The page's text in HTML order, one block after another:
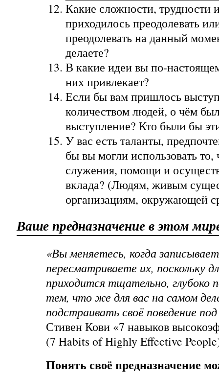
Какие сложности, трудности
приходилось преодолевать
преодолевать на данный
делаете?
В какие идеи вы по-
них привлекает?
Если бы вам пришлось
количеством людей, о чём
выступление? Кто были бы
У вас есть таланты,
бы вы могли использовать
служения, помощи и
вклада? (Людям, живым
организациям, окружающей
Ваше предназначение в этом
«Вы меняетесь, когда
пересматриваете их, поскольку
приходится тщательно, глубоко
тем, что же для вас на самом
подстраивать своё поведение
Стивен Кови «7 навыков
(7 Habits of Highly Effective
Понять своё предназначение